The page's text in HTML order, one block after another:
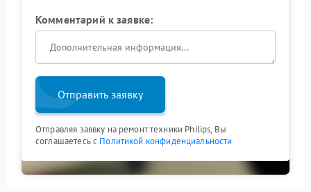
Комментарий к заявке:
Отправить заявку
Отправляя заявку на ремонт техники Philips, Вы
соглашаетесь с Политикой конфиденциальности